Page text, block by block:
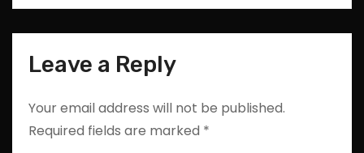
Leave a Reply
Your email address will not be published.
Required fields are marked *